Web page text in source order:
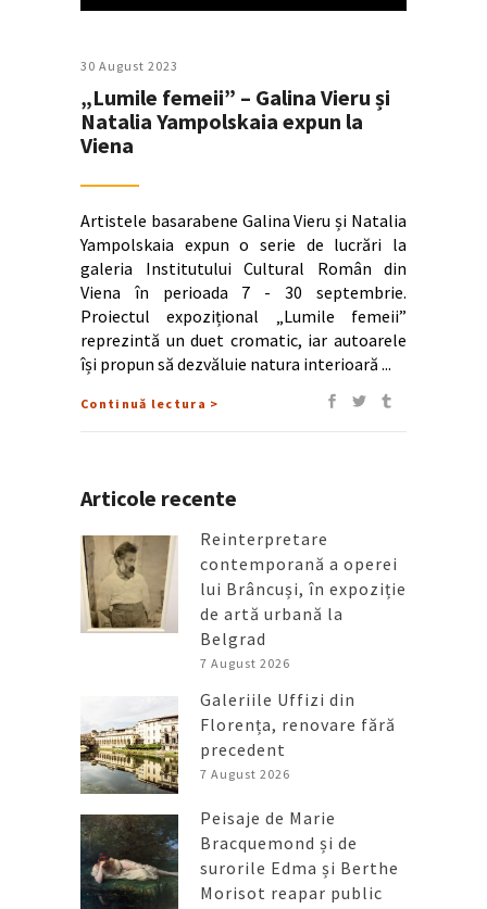
30 August 2023
„Lumile femeii” – Galina Vieru și
Natalia Yampolskaia expun la
Viena
Artistele basarabene Galina Vieru și Natalia
Yampolskaia expun o serie de lucrări la
galeria Institutului Cultural Român din
Viena în perioada 7 - 30 septembrie.
Proiectul expozițional „Lumile femeii”
reprezintă un duet cromatic, iar autoarele
își propun să dezvăluie natura interioară
Continuă lectura >
Articole recente
Reinterpretare
contemporană a operei
lui Brâncuși, în expoziție
de artă urbană la
Belgrad
7 August 2026
Galeriile Uffizi din
Florența, renovare fără
precedent
7 August 2026
Peisaje de Marie
Bracquemond și de
surorile Edma și Berthe
Morisot reapar public